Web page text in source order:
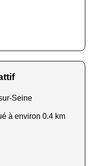
Seine
à environ 0.4 km